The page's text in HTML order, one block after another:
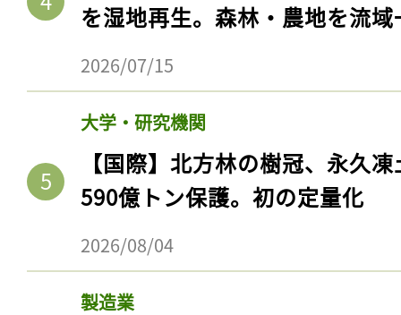
を湿地再生。森林・農地を流
2026/07/15
大学・研究機関
【国際】北方林の樹冠、永久
590億トン保護。初の定量化
2026/08/04
製造業